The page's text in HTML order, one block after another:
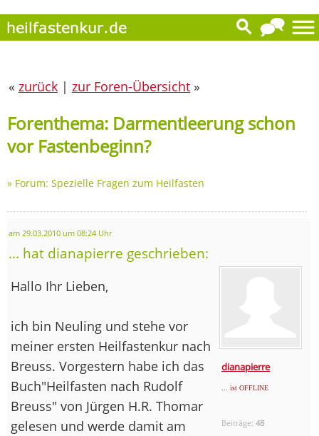
« zurück | zur Foren-Übersicht »
Forenthema: Darmentleerung schon
vor Fastenbeginn?
» Forum: Spezielle Fragen zum Heilfasten
am 29.03.2010 um 08:24 Uhr
... hat dianapierre geschrieben:
dianapierre
... ist OFFLINE
Beiträge:48
Hallo Ihr Lieben,
ich bin Neuling und stehe vor
meiner ersten Heilfastenkur nach
Breuss. Vorgestern habe ich das
Buch"Heilfasten nach Rudolf
Breuss" von Jürgen H.R. Thomar
gelesen und werde damit am